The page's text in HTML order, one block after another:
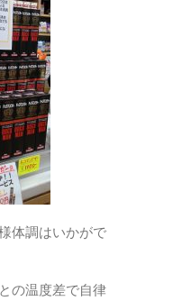
体調はいかがで
の温度差で自律